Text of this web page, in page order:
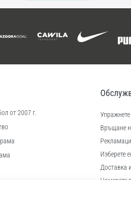
от 2007 г.
Връщане
Изберете
Доставка
Намерете